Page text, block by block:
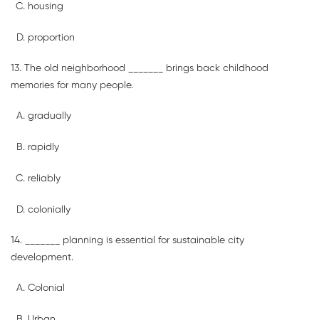
housing
proportion
13. The old neighborhood _______ brings back childhood
memories for many people.
gradually
rapidly
reliably
colonially
14. _______ planning is essential for sustainable city
development.
Colonial